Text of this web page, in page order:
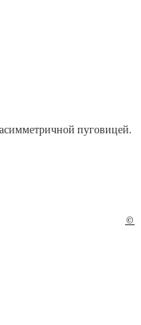
пуговицей.
©